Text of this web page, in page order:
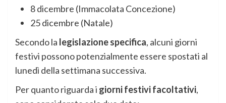
8 dicembre (Immacolata Concezione)
25 dicembre (Natale)
Secondo la legislazione specifica, alcuni giorni
festivi possono potenzialmente essere spostati al
lunedì della settimana successiva.
Per quanto riguarda i giorni festivi facoltativi,